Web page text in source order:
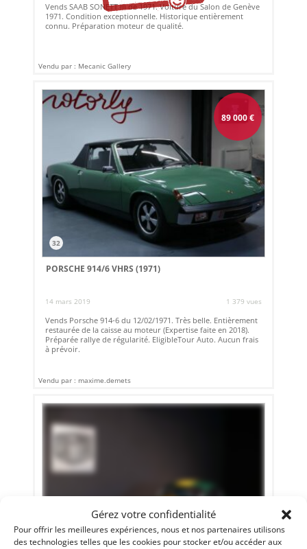
Gérez votre confidentialité
Pour offrir les meilleures expériences, nous et nos partenaires utilisons
des technologies telles que les cookies pour stocker et/ou accéder aux
Vends SAAB SONETT III de 1971. Voiture du Salon de Genève
1971. Condition exceptionnelle. Historique entièrement
connu. Préparation moteur de qualité.
Vendu par : Mecanic Gallery
89 000€
32
PORSCHE 914/6 VHRS (1971)
14 mars 2019 1 379 vues
Vends Porsche 914-6 du 12/02/1971. Très belle. Entièrement
restaurée de la caisse au moteur (Expertise faite en 2018).
Préparée rallye de régularité. EligibleTour Auto. Aucun frais
à prévoir.
Vendu par : maxime.demets